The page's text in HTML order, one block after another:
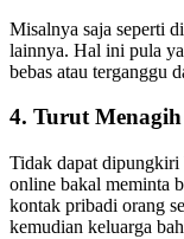
Misalnya saja seperti
lainnya. Hal ini pula
bebas atau terganggu
4. Turut
Tidak dapat dipungkiri
online bakal meminta
kontak pribadi orang
kemudian keluarga